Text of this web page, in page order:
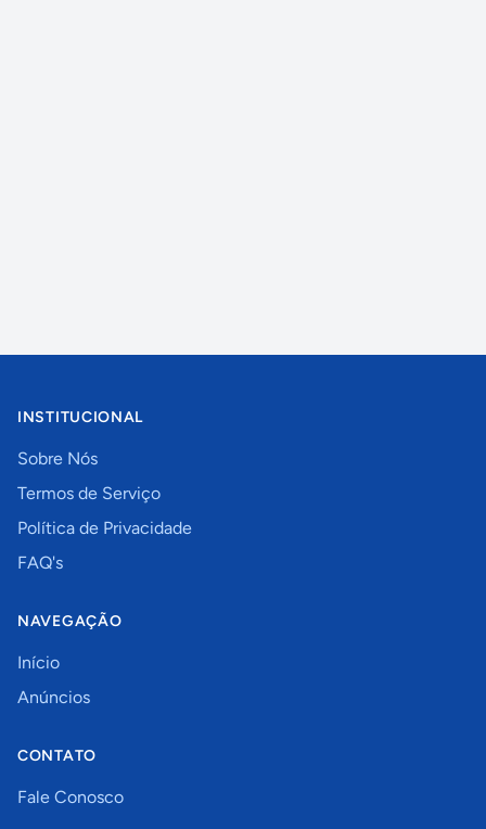
INSTITUCIONAL
Sobre Nós
Termos de Serviço
Política de Privacidade
FAQ's
NAVEGAÇÃO
Início
Anúncios
CONTATO
Fale Conosco